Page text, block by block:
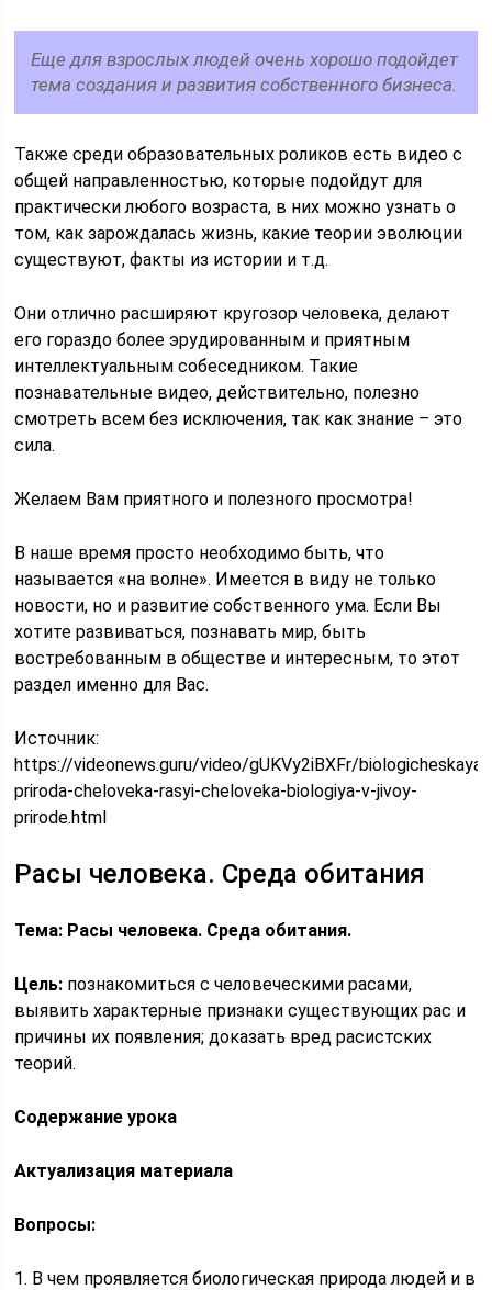
Еще для взрослых людей очень хорошо подойдет
тема создания и развития собственного бизнеса.
Также среди образовательных роликов есть видео с
общей направленностью, которые подойдут для
практически любого возраста, в них можно узнать о
том, как зарождалась жизнь, какие теории эволюции
существуют, факты из истории и т.д.
Они отлично расширяют кругозор человека, делают
его гораздо более эрудированным и приятным
интеллектуальным собеседником. Такие
познавательные видео, действительно, полезно
смотреть всем без исключения, так как знание – это
сила.
Желаем Вам приятного и полезного просмотра!
В наше время просто необходимо быть, что
называется «на волне». Имеется в виду не только
новости, но и развитие собственного ума. Если Вы
хотите развиваться, познавать мир, быть
востребованным в обществе и интересным, то этот
раздел именно для Вас.
Источник:
https://videonews.guru/video/gUKVy2iBXFr/biologicheskaya-
priroda-cheloveka-rasyi-cheloveka-biologiya-v-jivoy-
prirode.html
Расы человека. Среда обитания
Тема: Расы человека. Среда обитания.
Цель: познакомиться с человеческими расами,
выявить характерные признаки существующих рас и
причины их появления; доказать вред расистских
теорий.
Содержание урока
Актуализация материала
Вопросы:
1. В чем проявляется биологическая природа людей и в